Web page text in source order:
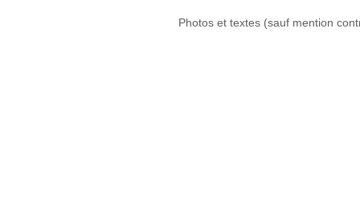
Photos et textes (sauf mention